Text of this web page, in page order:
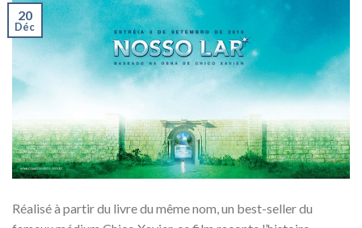
20
Déc
Réalisé à partir du livre du même nom, un best-seller du